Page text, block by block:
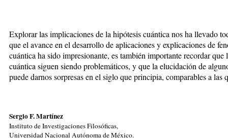
Explorar las implicaciones de la hipótesis cuántica nos ha llevado
que el avance en el desarrollo de aplicaciones y explicaciones de
cuántica ha sido impresionante, es también importante recordar
cuántica siguen siendo problemáticos, y que la elucidación de
puede darnos sorpresas en el siglo que principia, comparables a
Sergio F. Martínez
Instituto de Investigaciones Filosóficas,
Universidad Nacional Autónoma de México.